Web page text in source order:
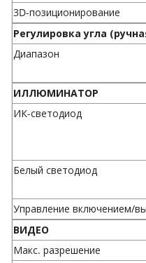
3D-позиционирование
Регулировка угла
Диапазон
ИЛЛЮМИНАТОР
ИК-светодиод
Белый светодиод
Управление включением/
ВИДЕО
Макс. разрешение